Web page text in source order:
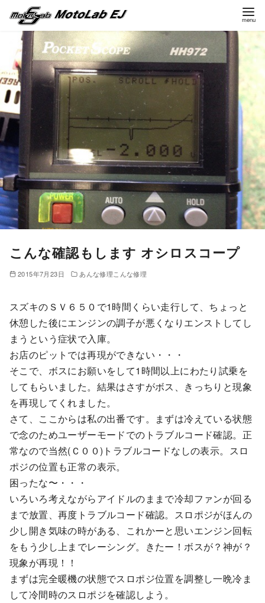
テ
ン
ツ
へ
移
動
こんな確認もします オシロスコープ
2015年7月23日 あんな修理こんな修理
スズキのＳＶ６５０で1時間くらい走行して、ちょっと
休憩した後にエンジンの調子が悪くなりエンストしてし
まうという症状で入庫。
お店のピットでは再現ができない・・・
そこで、ボスにお願いをして1時間以上にわたり試乗を
してもらいました。結果はさすがボス、きっちりと現象
を再現してくれました。
さて、ここからは私の出番です。まずは冷えている状態
で念のためユーザーモードでのトラブルコード確認。正
常なので当然(Ｃ００)トラブルコードなしの表示。スロ
ポジの位置も正常の表示。
困ったな〜・・・
いろいろ考えながらアイドルのままで冷却ファンが回る
まで放置、再度トラブルコード確認。スロポジがほんの
少し開き気味の時がある、これかーと思いエンジン回転
をもう少し上までレーシング。きたー！ボスが？神が？
現象が再現！！
まずは完全暖機の状態でスロポジ位置を調整し一晩冷ま
して冷間時のスロポジを確認しよう。